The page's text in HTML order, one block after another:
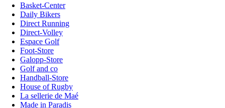
Basket-Center
Daily Bikers
Direct Running
Direct-Volley
Espace Golf
Foot-Store
Galopp-Store
Golf and co
Handball-Store
House of Rugby
La sellerie de Maé
Made in Paradis